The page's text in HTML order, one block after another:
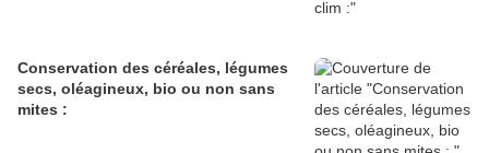
Conservation des céréales, légumes
secs, oléagineux, bio ou non sans
mites :